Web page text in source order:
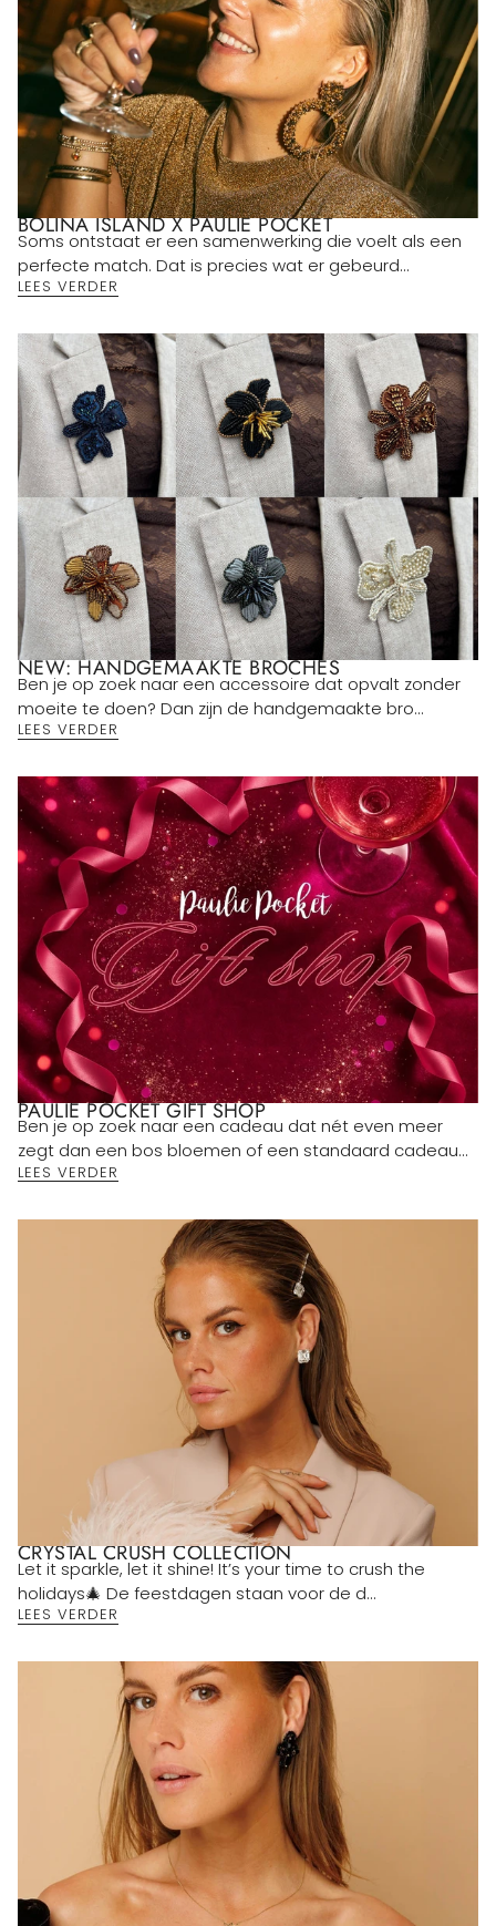
BOLINA ISLAND X PAULIE POCKET
Soms ontstaat er een samenwerking die voelt als een
perfecte match. Dat is precies wat er gebeurd...
LEES VERDER
NEW: HANDGEMAAKTE BROCHES
Ben je op zoek naar een accessoire dat opvalt zonder
moeite te doen? Dan zijn de handgemaakte bro...
LEES VERDER
PAULIE POCKET GIFT SHOP
Ben je op zoek naar een cadeau dat nét even meer
zegt dan een bos bloemen of een standaard cadeau...
LEES VERDER
CRYSTAL CRUSH COLLECTION
Let it sparkle, let it shine! It’s your time to crush the
holidays🎄 De feestdagen staan voor de d...
LEES VERDER